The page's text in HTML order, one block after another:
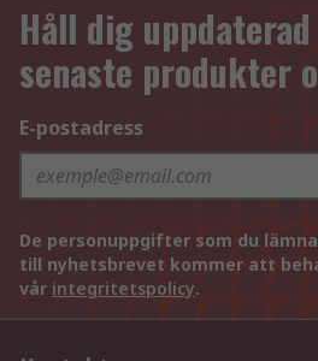
Håll dig
senaste produkter
E-postadress
De personuppgifter som du
till nyhetsbrevet kommer att
vår integritetspolicy.